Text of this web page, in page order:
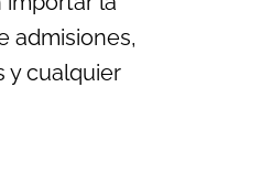
admisiones,
y cualquier